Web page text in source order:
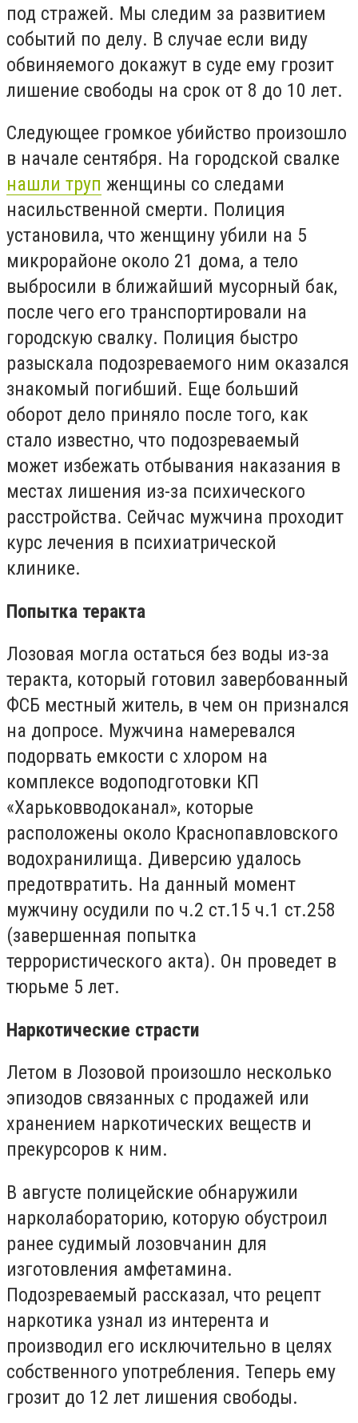
под стражей. Мы следим за развитием
событий по делу. В случае если виду
обвиняемого докажут в суде ему грозит
лишение свободы на срок от 8 до 10 лет.
Следующее громкое убийство произошло
в начале сентября. На городской свалке
нашли труп женщины со следами
насильственной смерти. Полиция
установила, что женщину убили на 5
микрорайоне около 21 дома, а тело
выбросили в ближайший мусорный бак,
после чего его транспортировали на
городскую свалку. Полиция быстро
разыскала подозреваемого ним оказался
знакомый погибший. Еще больший
оборот дело приняло после того, как
стало известно, что подозреваемый
может избежать отбывания наказания в
местах лишения из-за психического
расстройства. Сейчас мужчина проходит
курс лечения в психиатрической
клинике.
Попытка теракта
Лозовая могла остаться без воды из-за
теракта, который готовил завербованный
ФСБ местный житель, в чем он признался
на допросе. Мужчина намеревался
подорвать емкости с хлором на
комплексе водоподготовки КП
«Харьковводоканал», которые
расположены около Краснопавловского
водохранилища. Диверсию удалось
предотвратить. На данный момент
мужчину осудили по ч.2 ст.15 ч.1 ст.258
(завершенная попытка
террористического акта). Он проведет в
тюрьме 5 лет.
Наркотические страсти
Летом в Лозовой произошло несколько
эпизодов связанных с продажей или
хранением наркотических веществ и
прекурсоров к ним.
В августе полицейские обнаружили
нарколабораторию, которую обустроил
ранее судимый лозовчанин для
изготовления амфетамина.
Подозреваемый рассказал, что рецепт
наркотика узнал из интерента и
производил его исключительно в целях
собственного употребления. Теперь ему
грозит до 12 лет лишения свободы.